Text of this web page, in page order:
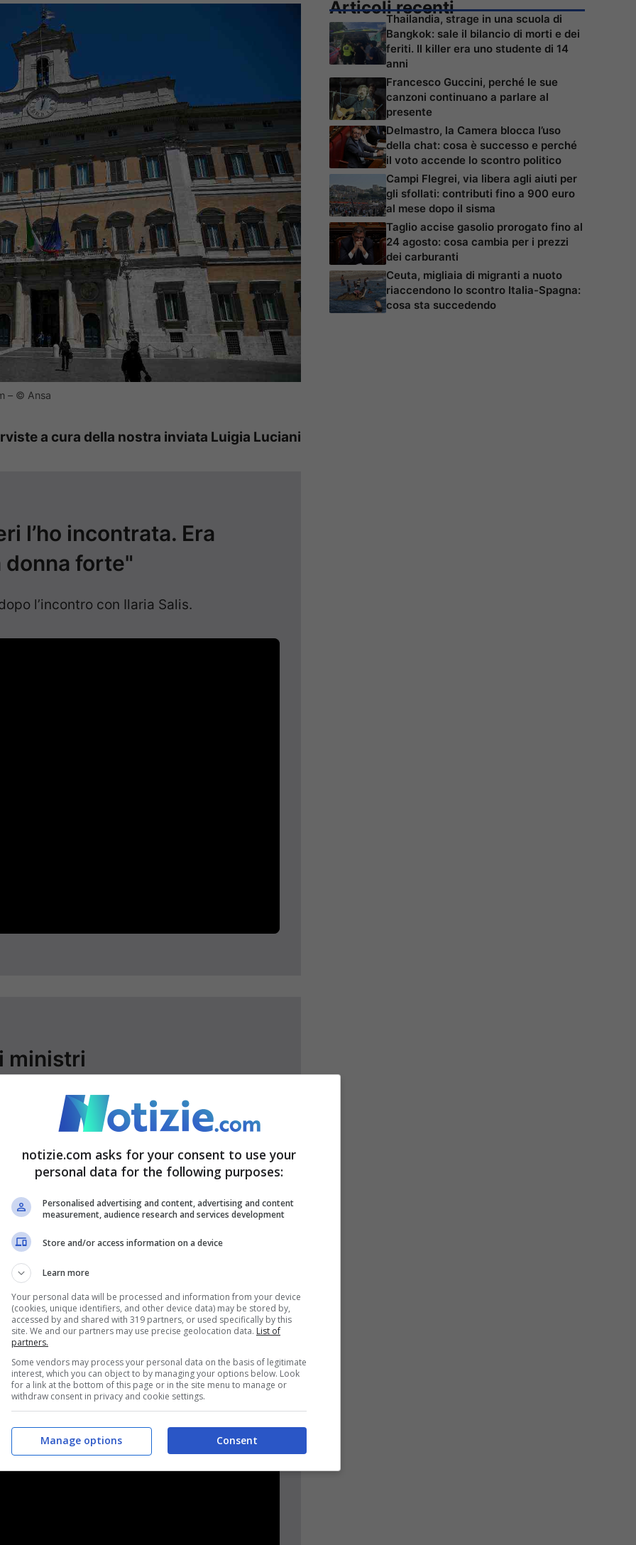
– © Ansa
a cura della nostra inviata Luigia Luciani
l’ho incontrata. Era
donna forte"
l’incontro con Ilaria Salis.
ministri
il comunicatocon le decisioni prese dal
serio su cui discutere,
leader di Noi Moderati.
Articoli recenti
Thailandia, strage in una scuola di
Bangkok: sale il bilancio di morti e dei
feriti. Il killer era uno studente di 14
anni
Francesco Guccini, perché le sue
canzoni continuano a parlare al
presente
Delmastro, la Camera blocca l’uso
della chat: cosa è successo e perché
il voto accende lo scontro politico
Campi Flegrei, via libera agli aiuti per
gli sfollati: contributi fino a 900 euro
al mese dopo il sisma
Taglio accise gasolio prorogato fino al
24 agosto: cosa cambia per i prezzi
dei carburanti
Ceuta, migliaia di migranti a nuoto
riaccendono lo scontro Italia-Spagna:
cosa sta succedendo
notizie.com asks for your consent to use your
personal data for the following purposes:
Personalised advertising and content, advertising and content
measurement, audience research and services development
Store and/or access information on a device
Learn more
Your personal data will be processed and information from your device
(cookies, unique identifiers, and other device data) may be stored by,
accessed by and shared with 319 partners, or used specifically by this
site. We and our partners may use precise geolocation data. List of
partners.
Some vendors may process your personal data on the basis of legitimate
interest, which you can object to by managing your options below. Look
for a link at the bottom of this page or in the site menu to manage or
withdraw consent in privacy and cookie settings.
Consent
Manage options